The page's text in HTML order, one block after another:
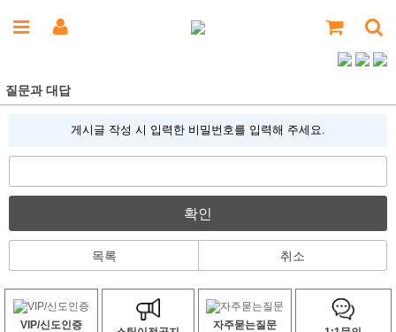
질문과 대답
게시글 작성 시 입력한 비밀번호를 입력해 주세요.
확인
목록 취소
VIP/신도인증 자주묻는질문